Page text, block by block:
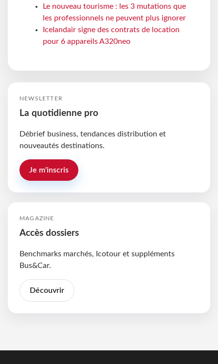
Le nouveau tourisme : les 3 mutations que
les professionnels ne peuvent plus ignorer
Icelandair signe des contrats de location
pour 6 appareils A320neo
NEWSLETTER
La quotidienne pro
Débrief business, tendances distribution et
nouveautés destinations.
Je m'inscris
MAGAZINE
Accès dossiers
Benchmarks marchés, Icotour et suppléments
Bus&Car.
Découvrir